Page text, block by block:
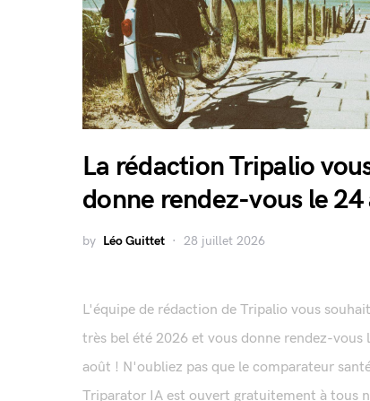
La rédaction Tripalio
donne rendez-vous le
by Léo Guittet 28 juillet 2026
L'équipe de rédaction de Tripalio vous
très bel été 2026 et vous donne rendez-vous
août ! N'oubliez pas que le comparateur
Triparator IA est ouvert gratuitement à tous